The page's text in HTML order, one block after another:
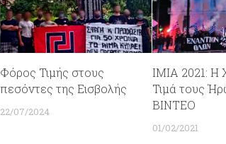
Φόρος Τιμής στους
πεσόντες της Εισβολής
22/07/2024
ΙΜΙΑ 2021: Η
Τιμά τους
ΒΙΝΤΕΟ
01/02/2021